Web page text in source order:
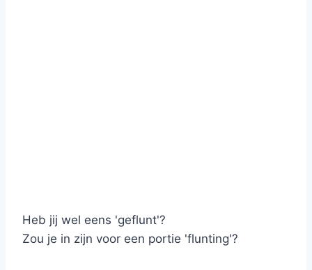
Heb jij wel eens 'geflunt'?
Zou je in zijn voor een portie 'flunting'?